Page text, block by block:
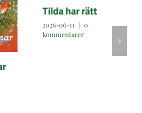
Tilda har rätt
2026-06-11 | 0
kommentarer